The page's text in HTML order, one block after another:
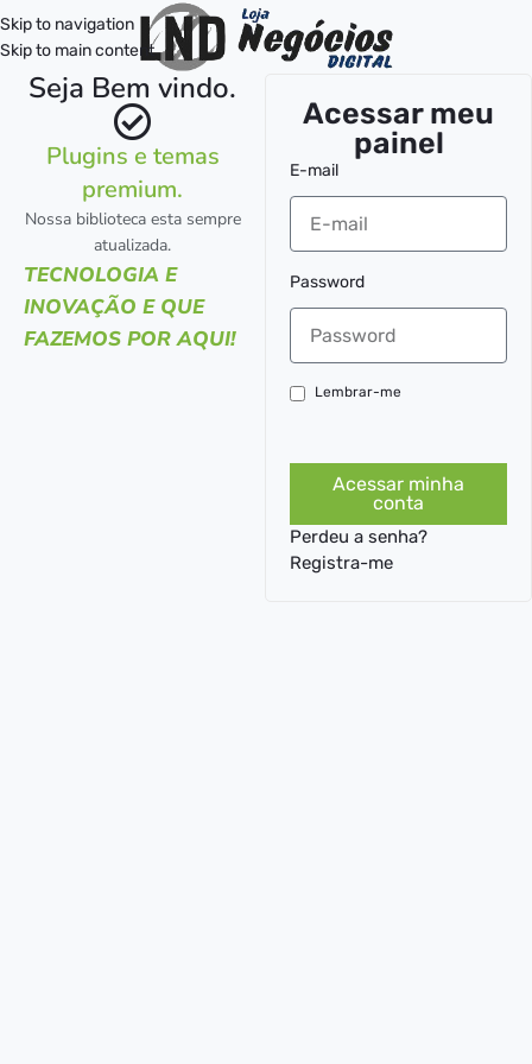
Skip to navigation
Skip to main content
Seja Bem vindo.
Plugins e temas
premium.
Nossa biblioteca esta sempre
atualizada.
TECNOLOGIA E
INOVAÇÃO E QUE
FAZEMOS POR AQUI!
Acessar meu
painel
E-mail
Password
Lembrar-me
Acessar minha
conta
Perdeu a senha?
Registra-me